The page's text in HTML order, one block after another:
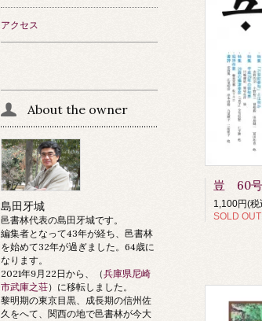
豈 60号
1,100円(税
SOLD OUT
アクセス
About the owner
島田牙城
邑書林代表の島田牙城です。
編集者となって43年が経ち、邑書林
を始めて32年が過ぎました。64歳に
なります。
2021年9月22日から、（兵庫県尼崎
市武庫之荘）に移転しました。
黎明期の東京目黒、成長期の信州佐
久をへて、関西の地で邑書林が今大